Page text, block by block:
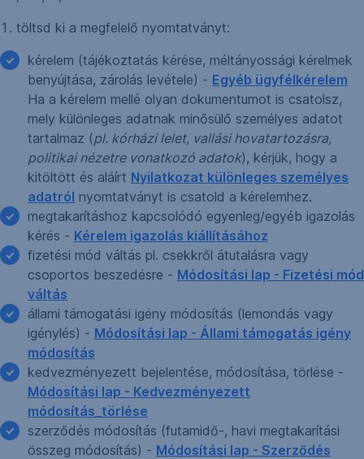
1. töltsd ki a megfelelő nyomtatványt:
kérelem (tájékoztatás kérése, méltányossági kérelmek
benyújtása, zárolás levétele) - Egyéb ügyfélkérelem
Ha a kérelem mellé olyan dokumentumot is csatolsz,
mely különleges adatnak minősülő személyes adatot
tartalmaz (pl. kórházi lelet, vallási hovatartozásra,
politikai nézetre vonatkozó adatok), kérjük, hogy a
kitöltött és aláírt Nyilatkozat különleges személyes
adatról nyomtatványt is csatold a kérelemhez.
megtakarításhoz kapcsolódó egyenleg/egyéb igazolás
kérés - Kérelem igazolás kiállításához
fizetési mód váltás pl. csekkről átutalásra vagy
csoportos beszedésre - Módosítási lap - Fizetési mód
váltás
állami támogatási igény módosítás (lemondás vagy
igénylés) - Módosítási lap - Állami támogatás igény
módosítás
kedvezményezett bejelentése, módosítása, törlése -
Módosítási lap - Kedvezményezett
módosítás_törlése
szerződés módosítás (futamidő-, havi megtakarítási
összeg módosítás) - Módosítási lap - Szerződés